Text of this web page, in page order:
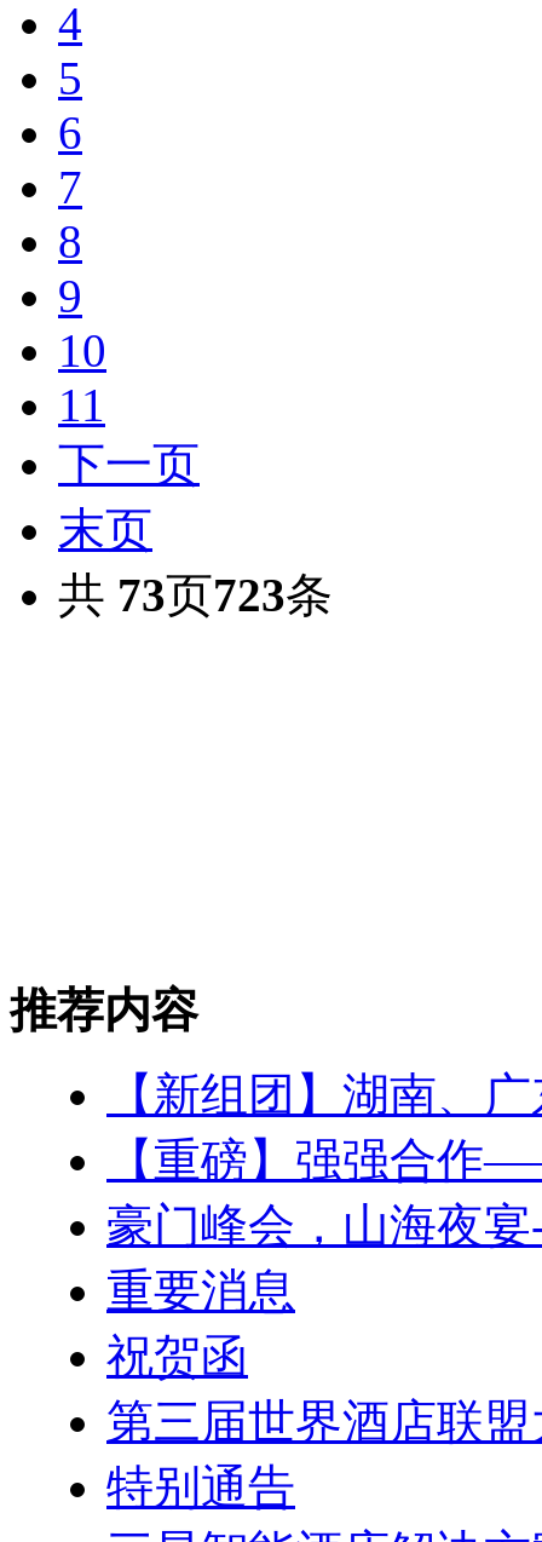
4
5
6
7
8
9
10
11
下一页
末页
共 73页723条
推荐内容
【新组团】湖南、
【重磅】强强合作
豪门峰会，山海夜
重要消息
祝贺函
第三届世界酒店联
特别通告